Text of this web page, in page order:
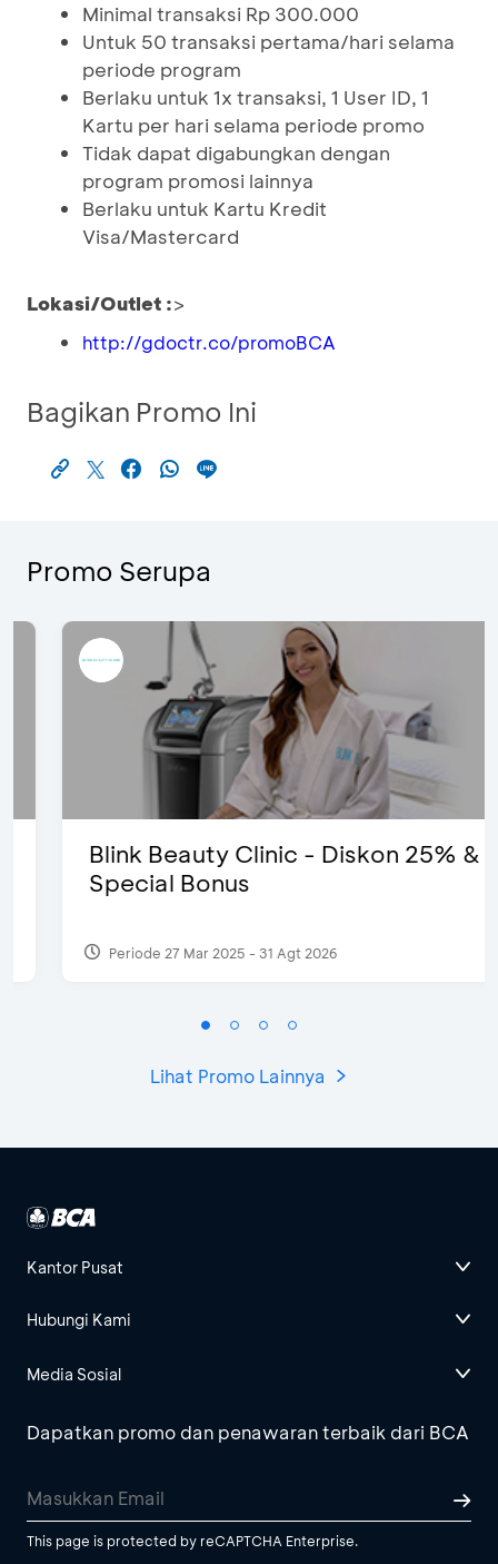
Minimal transaksi Rp 300.000
Untuk 50 transaksi pertama/hari selama
periode program
Berlaku untuk 1x transaksi, 1 User ID, 1
Kartu per hari selama periode promo
Tidak dapat digabungkan dengan
program promosi lainnya
Berlaku untuk Kartu Kredit
Visa/Mastercard
Lokasi/Outlet :>
http://gdoctr.co/promoBCA
Bagikan Promo Ini
Promo Serupa
Blink Beauty Clinic - Diskon 25% &
Special Bonus
Periode 27 Mar 2025 - 31 Agt 2026
Lihat Promo Lainnya
Kantor Pusat
Hubungi Kami
Media Sosial
Dapatkan promo dan penawaran terbaik dari BCA
This page is protected by reCAPTCHA Enterprise.